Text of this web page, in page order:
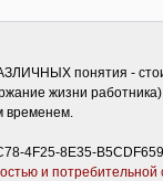
понятия -
жизни
временем.
4F25-8E35-
и